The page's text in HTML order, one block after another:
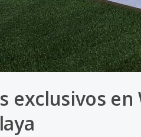
exclusivos en